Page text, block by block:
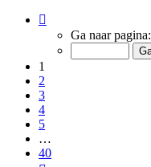
van
Ga naar pagina:
1
2
3
4
5
…
40